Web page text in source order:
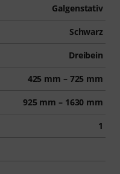
Galgenstativ
Schwarz
Dreibein
425 mm – 725 mm
925 mm – 1630 mm
1